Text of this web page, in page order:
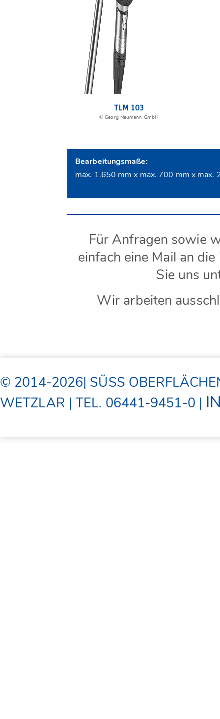
TLM 103
© Georg Neumann GmbH
Bearbeitungsmaße:
max. 1.650 mm x max. 700 mm x max.
Für Anfragen sowie
einfach eine Mail an die
Sie uns
Wir arbeiten
© 2014-2026| SÜSS
WETZLAR | TEL. 06441-9451-0 |